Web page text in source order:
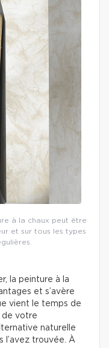
à la chaux peut être
et sur tous les types
la peinture à la
et s’avère
vient le temps de
de votre
naturelle
l’avez trouvée. À